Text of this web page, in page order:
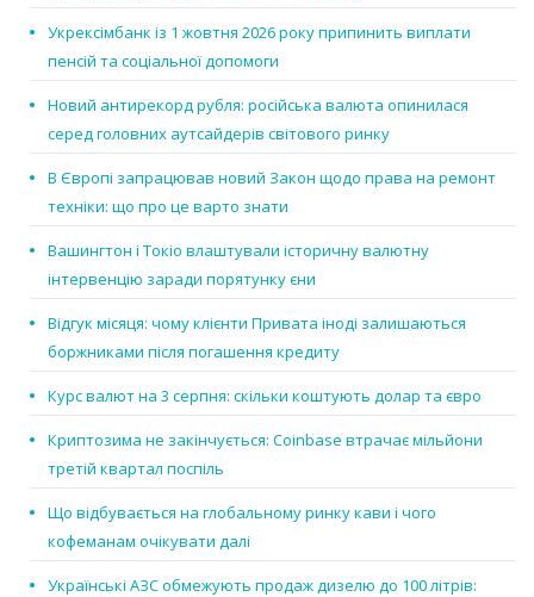
Укрексімбанк із 1 жовтня 2026 року припинить виплати
пенсій та соціальної допомоги
Новий антирекорд рубля: російська валюта опинилася
серед головних аутсайдерів світового ринку
В Європі запрацював новий Закон щодо права на ремонт
техніки: що про це варто знати
Вашингтон і Токіо влаштували історичну валютну
інтервенцію заради порятунку єни
Відгук місяця: чому клієнти Привата іноді залишаються
боржниками після погашення кредиту
Курс валют на 3 серпня: скільки коштують долар та євро
Криптозима не закінчується: Coinbase втрачає мільйони
третій квартал поспіль
Що відбувається на глобальному ринку кави і чого
кофеманам очікувати далі
Українські АЗС обмежують продаж дизелю до 100 літрів: